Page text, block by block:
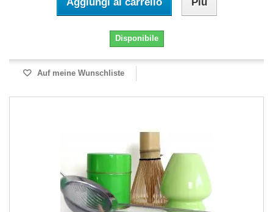
Disponibile
Auf meine Wunschliste